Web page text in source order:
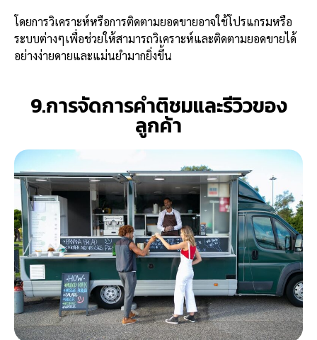
โดยการวิเคราะห์หรือการติดตามยอดขายอาจใช้โปรแกรมหรือ
ระบบต่างๆเพื่อช่วยให้สามารถวิเคราะห์และติดตามยอดขายได้
อย่างง่ายดายและแม่นยำมากยิ่งขึ้น
9.การจัดการคำติชมและรีวิวของ
ลูกค้า